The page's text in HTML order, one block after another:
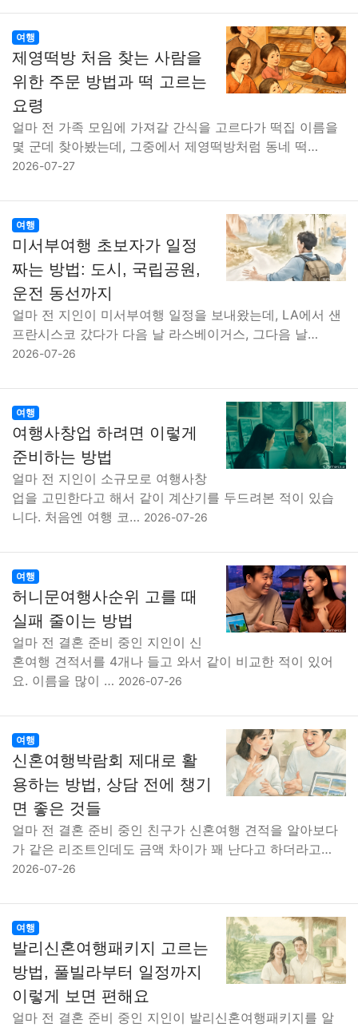
여행
제영떡방 처음 찾는 사람을
위한 주문 방법과 떡 고르는
요령
얼마 전 가족 모임에 가져갈 간식을 고르다가 떡집 이름을
몇 군데 찾아봤는데, 그중에서 제영떡방처럼 동네 떡…
2026-07-27
여행
미서부여행 초보자가 일정
짜는 방법: 도시, 국립공원,
운전 동선까지
얼마 전 지인이 미서부여행 일정을 보내왔는데, LA에서 샌
프란시스코 갔다가 다음 날 라스베이거스, 그다음 날…
2026-07-26
여행
여행사창업 하려면 이렇게
준비하는 방법
얼마 전 지인이 소규모로 여행사창
업을 고민한다고 해서 같이 계산기를 두드려본 적이 있습
니다. 처음엔 여행 코… 2026-07-26
여행
허니문여행사순위 고를 때
실패 줄이는 방법
얼마 전 결혼 준비 중인 지인이 신
혼여행 견적서를 4개나 들고 와서 같이 비교한 적이 있어
요. 이름을 많이 … 2026-07-26
여행
신혼여행박람회 제대로 활
용하는 방법, 상담 전에 챙기
면 좋은 것들
얼마 전 결혼 준비 중인 친구가 신혼여행 견적을 알아보다
가 같은 리조트인데도 금액 차이가 꽤 난다고 하더라고…
2026-07-26
여행
발리신혼여행패키지 고르는
방법, 풀빌라부터 일정까지
이렇게 보면 편해요
얼마 전 결혼 준비 중인 지인이 발리신혼여행패키지를 알